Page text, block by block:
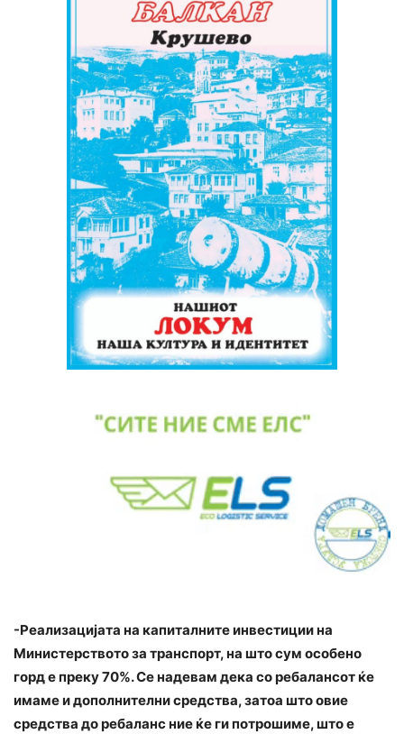
-Реализацијата на капиталните инвестиции на
Министерството за транспорт, на што сум особено
горд е преку 70%. Се надевам дека со ребалансот ќе
имаме и дополнителни средства, затоа што овие
средства до ребаланс ние ќе ги потрошиме, што е